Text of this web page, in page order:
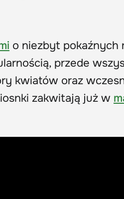
o niezbyt pokaźnych
przede
kwiatów oraz
zakwitają już w